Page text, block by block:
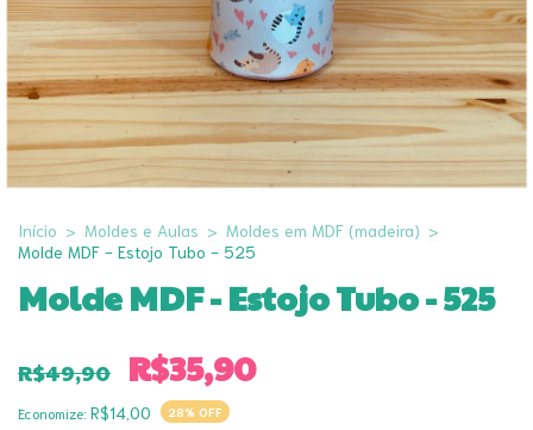
Início > Moldes e Aulas > Moldes em MDF (madeira) >
Molde MDF - Estojo Tubo - 525
Molde MDF - Estojo Tubo - 525
R$49,90 R$35,90
Economize: R$14,00 28% OFF